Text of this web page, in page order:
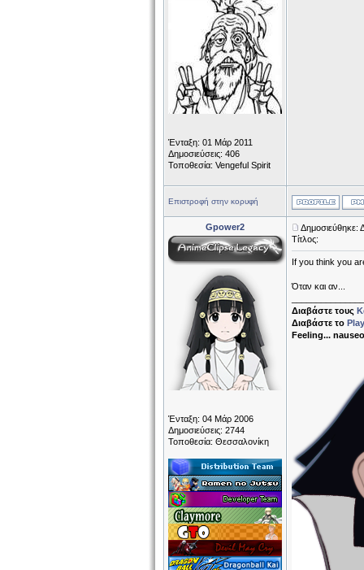
Ένταξη: 01 Μάρ 2011
Δημοσιεύσεις: 406
Τοποθεσία: Vengeful Spirit
Επιστροφή στην κορυφή
Gpower2
Ένταξη: 04 Μάρ 2006
Δημοσιεύσεις: 2744
Τοποθεσία: Θεσσαλονίκη
Δημοσιεύθηκε:
Τίτλος:
If you think you
Όταν και αν...
Διαβάστε τους
Διαβάστε το
Feeling...